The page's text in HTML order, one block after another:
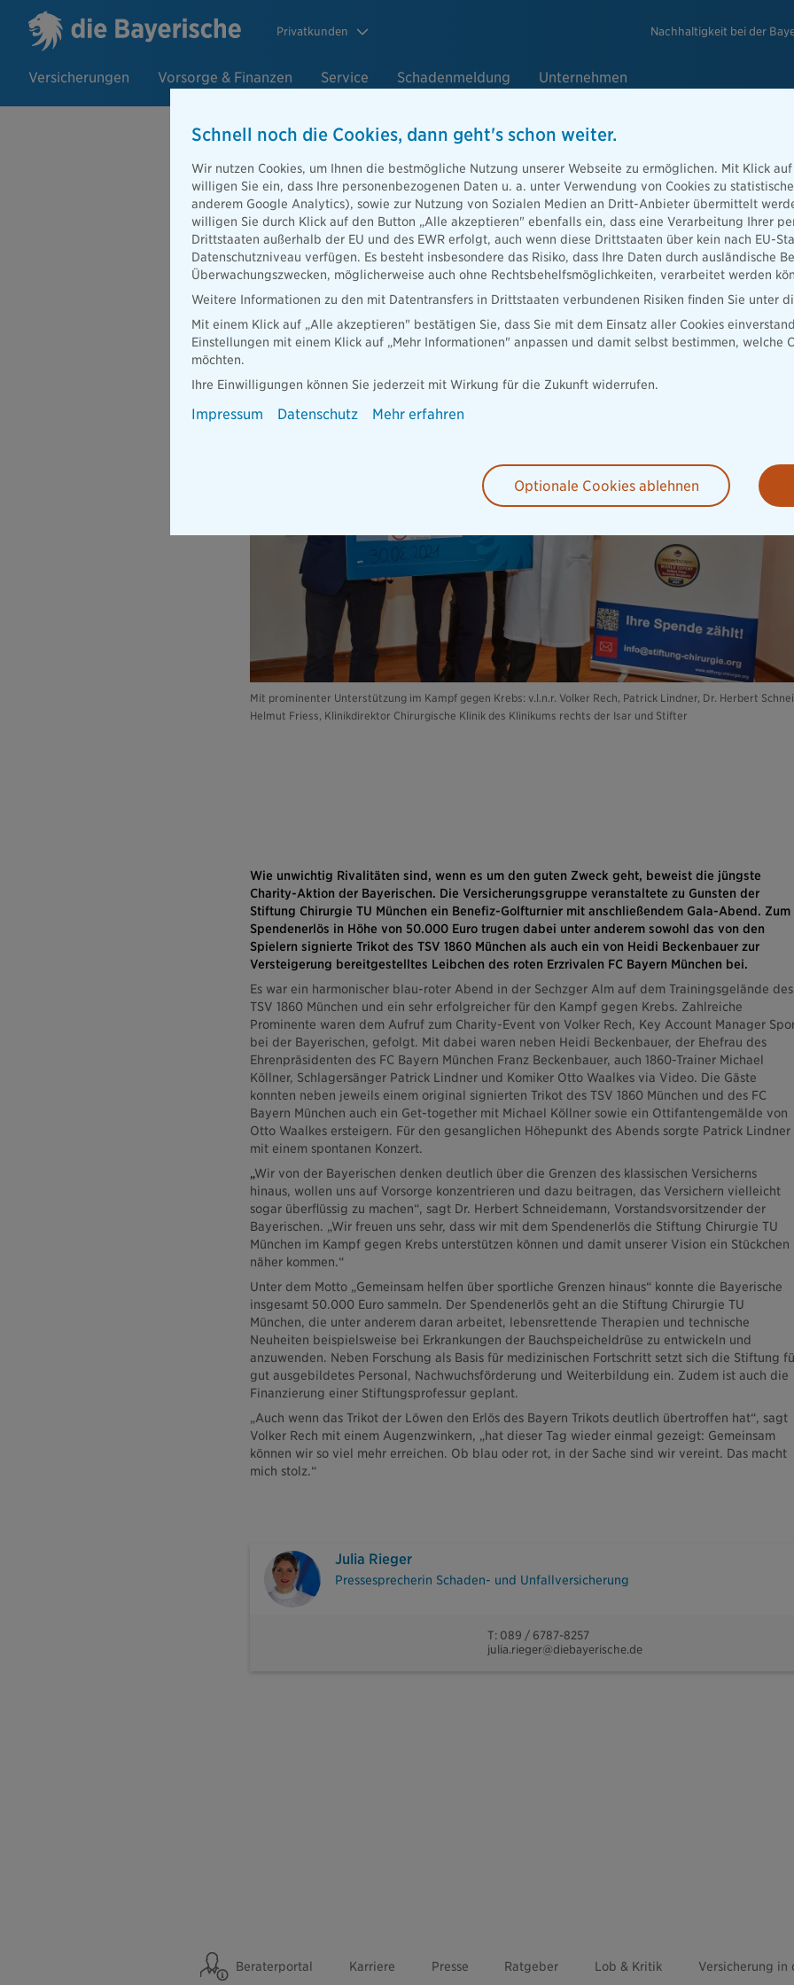
Privatkunden Nachhaltigkeit bei der
Versicherungen Vorsorge & Finanzen Service Schadenmeldung Unternehmen
06.09.2021
Blau und Rot für einen Tag vereint: Die
Friends sammeln 50.000 Euro für den Kampf
Mit prominenter Unterstützung im Kampf gegen Krebs: v.l.n.r. Volker Rech, Patrick Lindner, Dr. Herbert
Helmut Friess, Klinikdirektor Chirurgische Klinik des Klinikums rechts der Isar und Stifter
Wie unwichtig Rivalitäten sind, wenn es um den guten Zweck geht, beweist die jüngste
Charity-Aktion der Bayerischen. Die Versicherungsgruppe veranstaltete zu Gunsten der
Stiftung Chirurgie TU München ein Benefiz-Golfturnier mit anschließendem Gala-Abend. Zum
Spendenerlös in Höhe von 50.000 Euro trugen dabei unter anderem sowohl das von den
Spielern signierte Trikot des TSV 1860 München als auch ein von Heidi Beckenbauer zur
Versteigerung bereitgestelltes Leibchen des roten Erzrivalen FC Bayern München bei.
Es war ein harmonischer blau-roter Abend in der Sechzger Alm auf dem Trainingsgelände des
TSV 1860 München und ein sehr erfolgreicher für den Kampf gegen Krebs. Zahlreiche
Prominente waren dem Aufruf zum Charity-Event von Volker Rech, Key Account Manager
bei der Bayerischen, gefolgt. Mit dabei waren neben Heidi Beckenbauer, der Ehefrau des
Ehrenpräsidenten des FC Bayern München Franz Beckenbauer, auch 1860-Trainer Michael
Köllner, Schlagersänger Patrick Lindner und Komiker Otto Waalkes via Video. Die Gäste
konnten neben jeweils einem original signierten Trikot des TSV 1860 München und des FC
Bayern München auch ein Get-together mit Michael Köllner sowie ein Ottifantengemälde von
Otto Waalkes ersteigern. Für den gesanglichen Höhepunkt des Abends sorgte Patrick Lindner
mit einem spontanen Konzert.
„Wir von der Bayerischen denken deutlich über die Grenzen des klassischen Versicherns
hinaus, wollen uns auf Vorsorge konzentrieren und dazu beitragen, das Versichern vielleicht
sogar überflüssig zu machen“, sagt Dr. Herbert Schneidemann, Vorstandsvorsitzender der
Bayerischen. „Wir freuen uns sehr, dass wir mit dem Spendenerlös die Stiftung Chirurgie TU
München im Kampf gegen Krebs unterstützen können und damit unserer Vision ein Stückchen
näher kommen.“
Unter dem Motto „Gemeinsam helfen über sportliche Grenzen hinaus“ konnte die Bayerische
insgesamt 50.000 Euro sammeln. Der Spendenerlös geht an die Stiftung Chirurgie TU
München, die unter anderem daran arbeitet, lebensrettende Therapien und technische
Neuheiten beispielsweise bei Erkrankungen der Bauchspeicheldrüse zu entwickeln und
anzuwenden. Neben Forschung als Basis für medizinischen Fortschritt setzt sich die Stiftung
gut ausgebildetes Personal, Nachwuchsförderung und Weiterbildung ein. Zudem ist auch die
Finanzierung einer Stiftungsprofessur geplant.
„Auch wenn das Trikot der Löwen den Erlös des Bayern Trikots deutlich übertroffen hat“, sagt
Volker Rech mit einem Augenzwinkern, „hat dieser Tag wieder einmal gezeigt: Gemeinsam
können wir so viel mehr erreichen. Ob blau oder rot, in der Sache sind wir vereint. Das macht
mich stolz.“
Julia Rieger
Pressesprecherin Schaden- und Unfallversicherung
T: 089 / 6787-8257
julia.rieger@diebayerische.de
Beraterportal Karriere Presse Ratgeber Lob & Kritik Versicherung in
Schnell noch die Cookies, dann geht's schon weiter.
Wir nutzen Cookies, um Ihnen die bestmögliche Nutzung unserer Webseite zu ermöglichen. Mit Klick
willigen Sie ein, dass Ihre personenbezogenen Daten u. a. unter Verwendung von Cookies zu
anderem Google Analytics), sowie zur Nutzung von Sozialen Medien an Dritt-Anbieter übermittelt
willigen Sie durch Klick auf den Button „Alle akzeptieren" ebenfalls ein, dass eine Verarbeitung Ihrer
Drittstaaten außerhalb der EU und des EWR erfolgt, auch wenn diese Drittstaaten über kein nach EU-
Datenschutzniveau verfügen. Es besteht insbesondere das Risiko, dass Ihre Daten durch ausländische
Überwachungszwecken, möglicherweise auch ohne Rechtsbehelfsmöglichkeiten, verarbeitet werden
Weitere Informationen zu den mit Datentransfers in Drittstaaten verbundenen Risiken finden Sie unter
Mit einem Klick auf „Alle akzeptieren" bestätigen Sie, dass Sie mit dem Einsatz aller Cookies
Einstellungen mit einem Klick auf „Mehr Informationen" anpassen und damit selbst bestimmen, welche
möchten.
Ihre Einwilligungen können Sie jederzeit mit Wirkung für die Zukunft widerrufen.
Impressum Datenschutz Mehr erfahren
Optionale Cookies ablehnen